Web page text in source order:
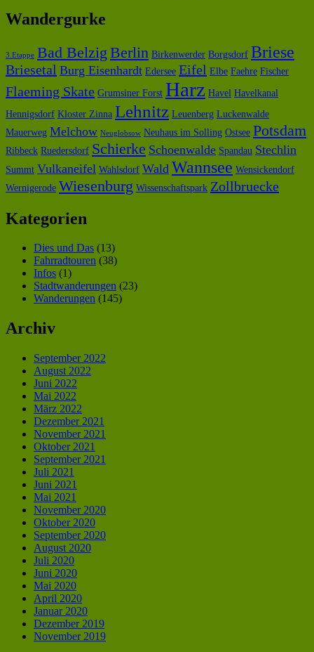
Wandergurke
3.Etappe Bad Belzig Berlin Birkenwerder Borgsdorf Briese
Briesetal Burg Eisenhardt Edersee Eifel Elbe Faehre Fischer
Flaeming Skate Grumsiner Forst Harz Havel Havelkanal
Hennigsdorf Kloster Zinna Lehnitz Leuenberg Luckenwalde
Mauerweg Melchow Neuglobsow Neuhaus im Solling Ostsee Potsdam
Ribbeck Ruedersdorf Schierke Schoenwalde Spandau Stechlin
Summt Vulkaneifel Wahlsdorf Wald Wannsee Wensickendorf
Wernigerode Wiesenburg Wissenschaftspark Zollbruecke
Kategorien
Dies und Das (13)
Fahrradtouren (38)
Infos (1)
Stadtwanderungen (23)
Wanderungen (145)
Archiv
September 2022
August 2022
Juni 2022
Mai 2022
März 2022
Dezember 2021
November 2021
Oktober 2021
September 2021
Juli 2021
Juni 2021
Mai 2021
November 2020
Oktober 2020
September 2020
August 2020
Juli 2020
Juni 2020
Mai 2020
April 2020
Januar 2020
Dezember 2019
November 2019